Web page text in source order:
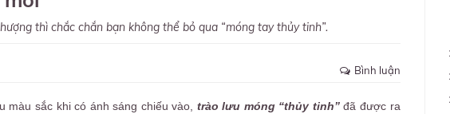
thì chắc chắn bạn không thể bỏ qua “móng tay thủy tinh”.
Bình luận
màu sắc khi có ánh sáng chiếu vào, trào lưu móng “thủy tinh” đã được ra